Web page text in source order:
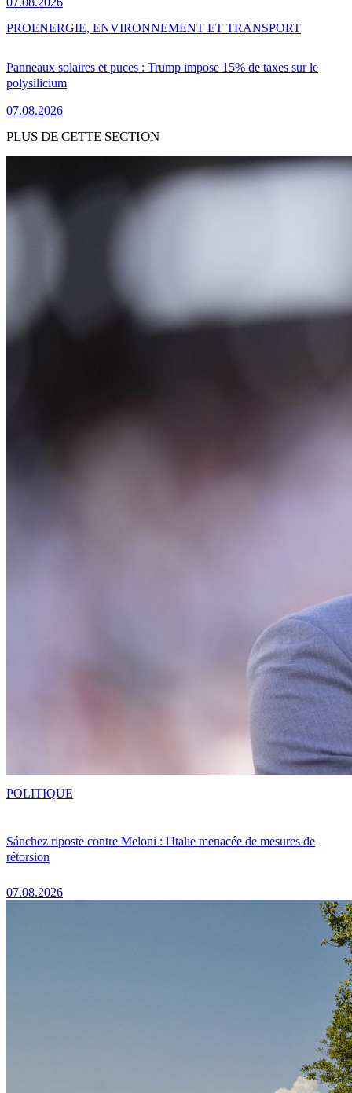
Panneaux solaires et puces : Trump impose 15% de taxes sur le
polysilicium
07.08.2026
PROENERGIE, ENVIRONNEMENT ET TRANSPORT
PLUS DE CETTE SECTION
Sánchez riposte contre Meloni : l'Italie menacée de mesures de
rétorsion
07.08.2026
POLITIQUE